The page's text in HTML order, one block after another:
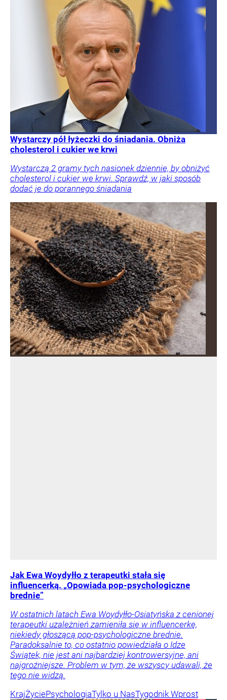
Wystarczy pół łyżeczki do śniadania. Obniża
cholesterol i cukier we krwi
Wystarczą 2 gramy tych nasionek dziennie, by obniżyć
cholesterol i cukier we krwi. Sprawdź, w jaki sposób
dodać je do porannego śniadania
Jak Ewa Woydyłło z terapeutki stała się
influencerką. „Opowiada pop-psychologiczne
brednie”
W ostatnich latach Ewa Woydyłło-Osiatyńska z cenionej
terapeutki uzależnień zamieniła się w influencerkę,
niekiedy głoszącą pop-psychologiczne brednie.
Paradoksalnie to, co ostatnio powiedziała o Idze
Świątek, nie jest ani najbardziej kontrowersyjne, ani
najgroźniejsze. Problem w tym, że wszyscy udawali, że
tego nie widzą.
KrajŻyciePsychologiaTylko u NasTygodnik Wprost